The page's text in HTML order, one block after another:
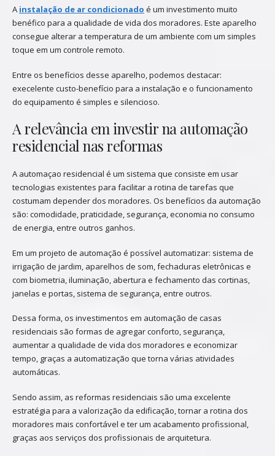
A instalação de ar condicionado é um investimento muito
benéfico para a qualidade de vida dos moradores. Este aparelho
consegue alterar a temperatura de um ambiente com um simples
toque em um controle remoto.
Entre os benefícios desse aparelho, podemos destacar:
execelente custo-benefício para a instalação e o funcionamento
do equipamento é simples e silencioso.
A relevância em investir na automação
residencial nas reformas
A automaçao residencial é um sistema que consiste em usar
tecnologias existentes para facilitar a rotina de tarefas que
costumam depender dos moradores. Os benefícios da automação
são: comodidade, praticidade, segurança, economia no consumo
de energia, entre outros ganhos.
Em um projeto de automação é possível automatizar: sistema de
irrigação de jardim, aparelhos de som, fechaduras eletrônicas e
com biometria, iluminação, abertura e fechamento das cortinas,
janelas e portas, sistema de segurança, entre outros.
Dessa forma, os investimentos em automação de casas
residenciais são formas de agregar conforto, segurança,
aumentar a qualidade de vida dos moradores e economizar
tempo, graças a automatização que torna várias atividades
automáticas.
Sendo assim, as reformas residenciais são uma excelente
estratégia para a valorização da edificação, tornar a rotina dos
moradores mais confortável e ter um acabamento profissional,
graças aos serviços dos profissionais de arquitetura.